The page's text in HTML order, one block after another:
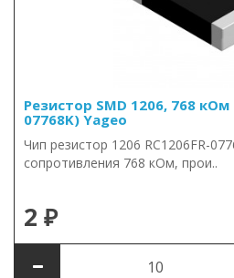
Резистор SMD 1206, 768 кОм
07768K) Yageo
Чип резистор 1206 RC1206FR-
сопротивления 768 кОм, прои..
2 ₽